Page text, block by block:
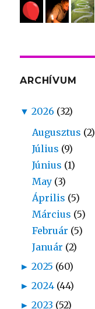
ARCHÍVUM
▼ 2026 (32)
Augusztus (2)
Július (9)
Június (1)
May (3)
Április (5)
Március (5)
Február (5)
Január (2)
► 2025 (60)
► 2024 (44)
► 2023 (52)